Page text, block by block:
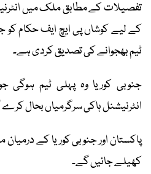
تفصیلات کے مطابق ملک میں
کے لیے کوشاں پی ایچ ایف حکام کو
ٹیم بھجوانے کی تصدیق کردی ہے۔
انٹرنیشنل ہاکی سرگرمیاں بحال
پاکستان اور جنوبی کوریا کے درمیان
کھیلے جائیں گے۔